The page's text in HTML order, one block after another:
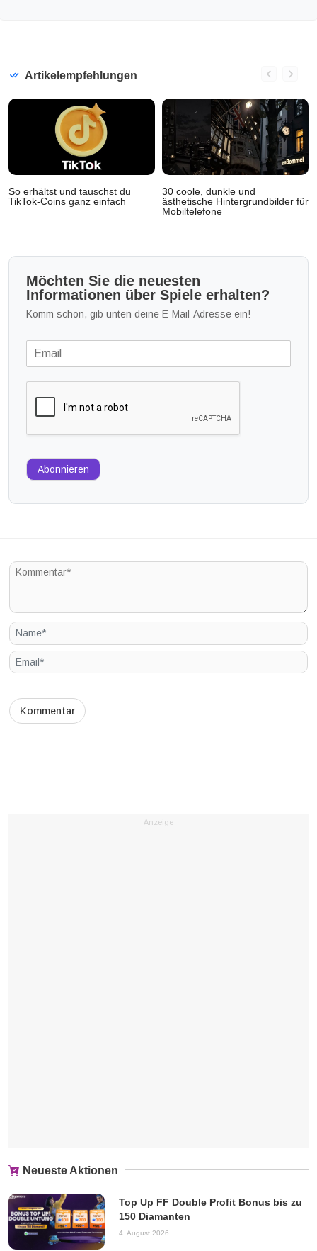
Artikelempfehlungen
So erhältst und tauschst du
TikTok-Coins ganz einfach
30 coole, dunkle und
ästhetische Hintergrundbilder für
Mobiltelefone
Möchten Sie die neuesten
Informationen über Spiele erhalten?
Komm schon, gib unten deine E-Mail-Adresse ein!
Abonnieren
Anzeige
Neueste Aktionen
Top Up FF Double Profit Bonus bis zu
150 Diamanten
4. August 2026